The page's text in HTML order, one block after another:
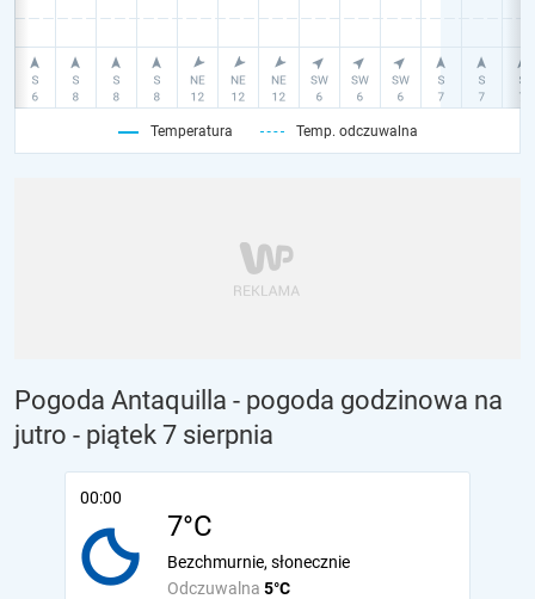
Temperatura Temp. odczuwalna
Pogoda Antaquilla - pogoda godzinowa na
jutro - piątek 7 sierpnia
00:00
7°C
Odczuwalna 5°C
Bezchmurnie, słonecznie